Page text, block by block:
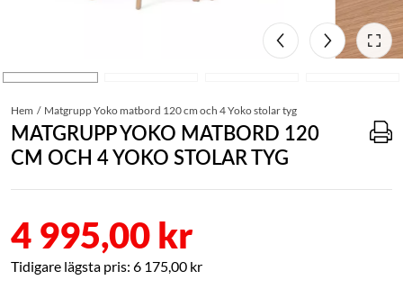
Hem Matgrupp Yoko matbord 120 cm och 4 Yoko stolar tyg
MATGRUPP YOKO MATBORD 120
CM OCH 4 YOKO STOLAR TYG
4 995,00 kr
6 175,00 kr